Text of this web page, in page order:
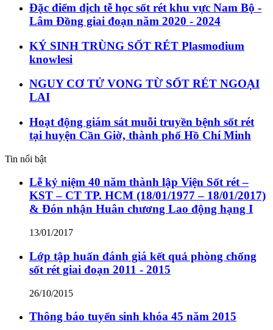
Đặc điểm dịch tễ học sốt rét khu vực Nam Bộ -
Lâm Đồng giai đoạn năm 2020 - 2024
KÝ SINH TRÙNG SỐT RÉT Plasmodium
knowlesi
NGUY CƠ TỬ VONG TỪ SỐT RÉT NGOẠI
LAI
Hoạt động giám sát muỗi truyền bệnh sốt rét
tại huyện Cần Giờ, thành phố Hồ Chí Minh
Tin nổi bật
Lễ kỷ niệm 40 năm thành lập Viện Sốt rét –
KST – CT TP. HCM (18/01/1977 – 18/01/2017)
& Đón nhận Huân chương Lao động hạng I
13/01/2017
Lớp tập huấn đánh giá kết quả phòng chống
sốt rét giai đoạn 2011 - 2015
26/10/2015
Thông báo tuyển sinh khóa 45 năm 2015